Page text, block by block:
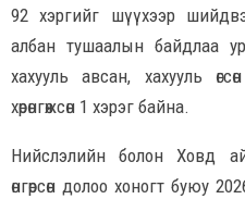
92 хэргийг шүүхээр
албан тушаалын байдлаа
хахууль авсан, хахууль
хөрөнгөжсөн 1 хэрэг байна.
Нийслэлийн болон Ховд
өнгөрсөн долоо хоногт буюу